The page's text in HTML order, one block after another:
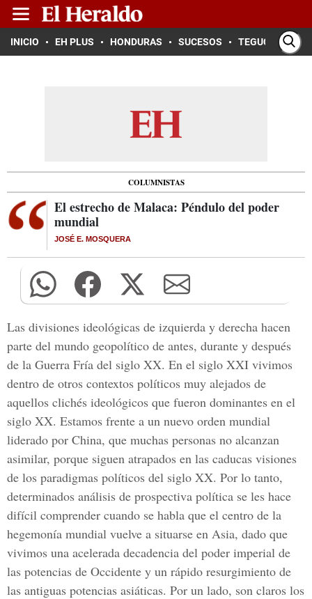
INICIO EH PLUS HONDURAS SUCESOS TEGUCIGALPA
COLUMNISTAS
El estrecho de Malaca: Péndulo del poder
mundial
JOSÉ E. MOSQUERA
Las divisiones ideológicas de izquierda y derecha hacen
parte del mundo geopolítico de antes, durante y después
de la Guerra Fría del siglo XX. En el siglo XXI vivimos
dentro de otros contextos políticos muy alejados de
aquellos clichés ideológicos que fueron dominantes en el
siglo XX. Estamos frente a un nuevo orden mundial
liderado por China, que muchas personas no alcanzan
asimilar, porque siguen atrapados en las caducas visiones
de los paradigmas políticos del siglo XX. Por lo tanto,
determinados análisis de prospectiva política se les hace
difícil comprender cuando se habla que el centro de la
hegemonía mundial vuelve a situarse en Asia, dado que
vivimos una acelerada decadencia del poder imperial de
las potencias de Occidente y un rápido resurgimiento de
las antiguas potencias asiáticas. Por un lado, son claros los